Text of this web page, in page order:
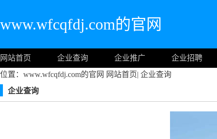
www.wfcqfdj.com的官网
网站首页 企业查询 企业推广
企业招聘
位置：www.wfcqfdj.com的官网 网站首页| 企业查询
企业查询